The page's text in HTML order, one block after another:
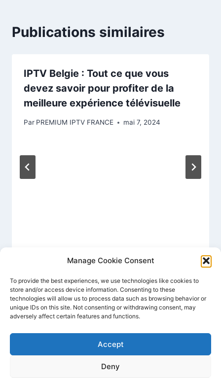
Manage Cookie Consent
To provide the best experiences, we use technologies like cookies to
store and/or access device information. Consenting to these
technologies will allow us to process data such as browsing behavior or
unique IDs on this site. Not consenting or withdrawing consent, may
adversely affect certain features and functions.
Accept
Deny
Publications similaires
IPTV Belgie : Tout ce que vous
devez savoir pour profiter de la
meilleure expérience télévisuelle
Par PREMIUM IPTV FRANCE mai 7, 2024
© 2026 France smart iptv - Thème WordPress